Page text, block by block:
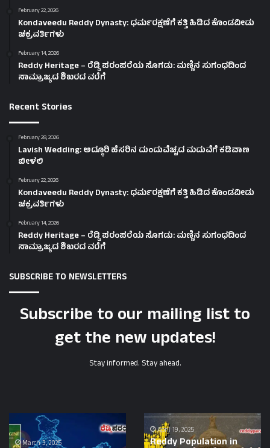
February 22, 2026
Kondaveedu Reddy Dynasty: ಧರ್ಮರಕ್ಷಣೆಗೆ ಕತ್ತಿ ಹಿಡಿದ ಕೊಂಡವೀಡು
ಚಕ್ರವರ್ತಿಗಳು
February 14, 2026
Reddy Heritage – ರೆಡ್ಡಿ ಪರಂಪರೆಯ ಸೊಗಡು: ಮಣ್ಣಿನ ಸುಗಂಧದಿಂದ
ಸಾಮ್ರಾಜ್ಯದ ಶಿಖರದ ವರೆಗೆ
Recent Stories
February 28, 2026
Lavish Wedding: ಅದ್ಧೂರಿ ಹೆಸರಿನ ದುಂದುವೆಚ್ಚದ ಮದುವೆಗೆ ಕಡಿವಾಣ
ಬೀಳಲಿ
February 22, 2026
Kondaveedu Reddy Dynasty: ಧರ್ಮರಕ್ಷಣೆಗೆ ಕತ್ತಿ ಹಿಡಿದ ಕೊಂಡವೀಡು
ಚಕ್ರವರ್ತಿಗಳು
February 14, 2026
Reddy Heritage – ರೆಡ್ಡಿ ಪರಂಪರೆಯ ಸೊಗಡು: ಮಣ್ಣಿನ ಸುಗಂಧದಿಂದ
ಸಾಮ್ರಾಜ್ಯದ ಶಿಖರದ ವರೆಗೆ
SUBSCRIBE TO NEWSLETTERS
Subscribe to our mailing list to
get the new updates!
Stay informed. Stay ahead.
Kashmir
to
Kanyakumari
March 3, 2025
Reddy
Population
in
April 19, 2025
Reddy Population in